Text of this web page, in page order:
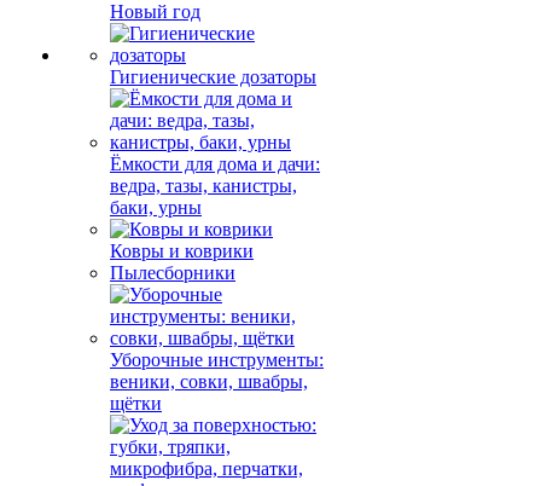
Новый год
Гигиенические дозаторы
Ёмкости для дома и дачи:
ведра, тазы, канистры,
баки, урны
Ковры и коврики
Пылесборники
Уборочные инструменты:
веники, совки, швабры,
щётки